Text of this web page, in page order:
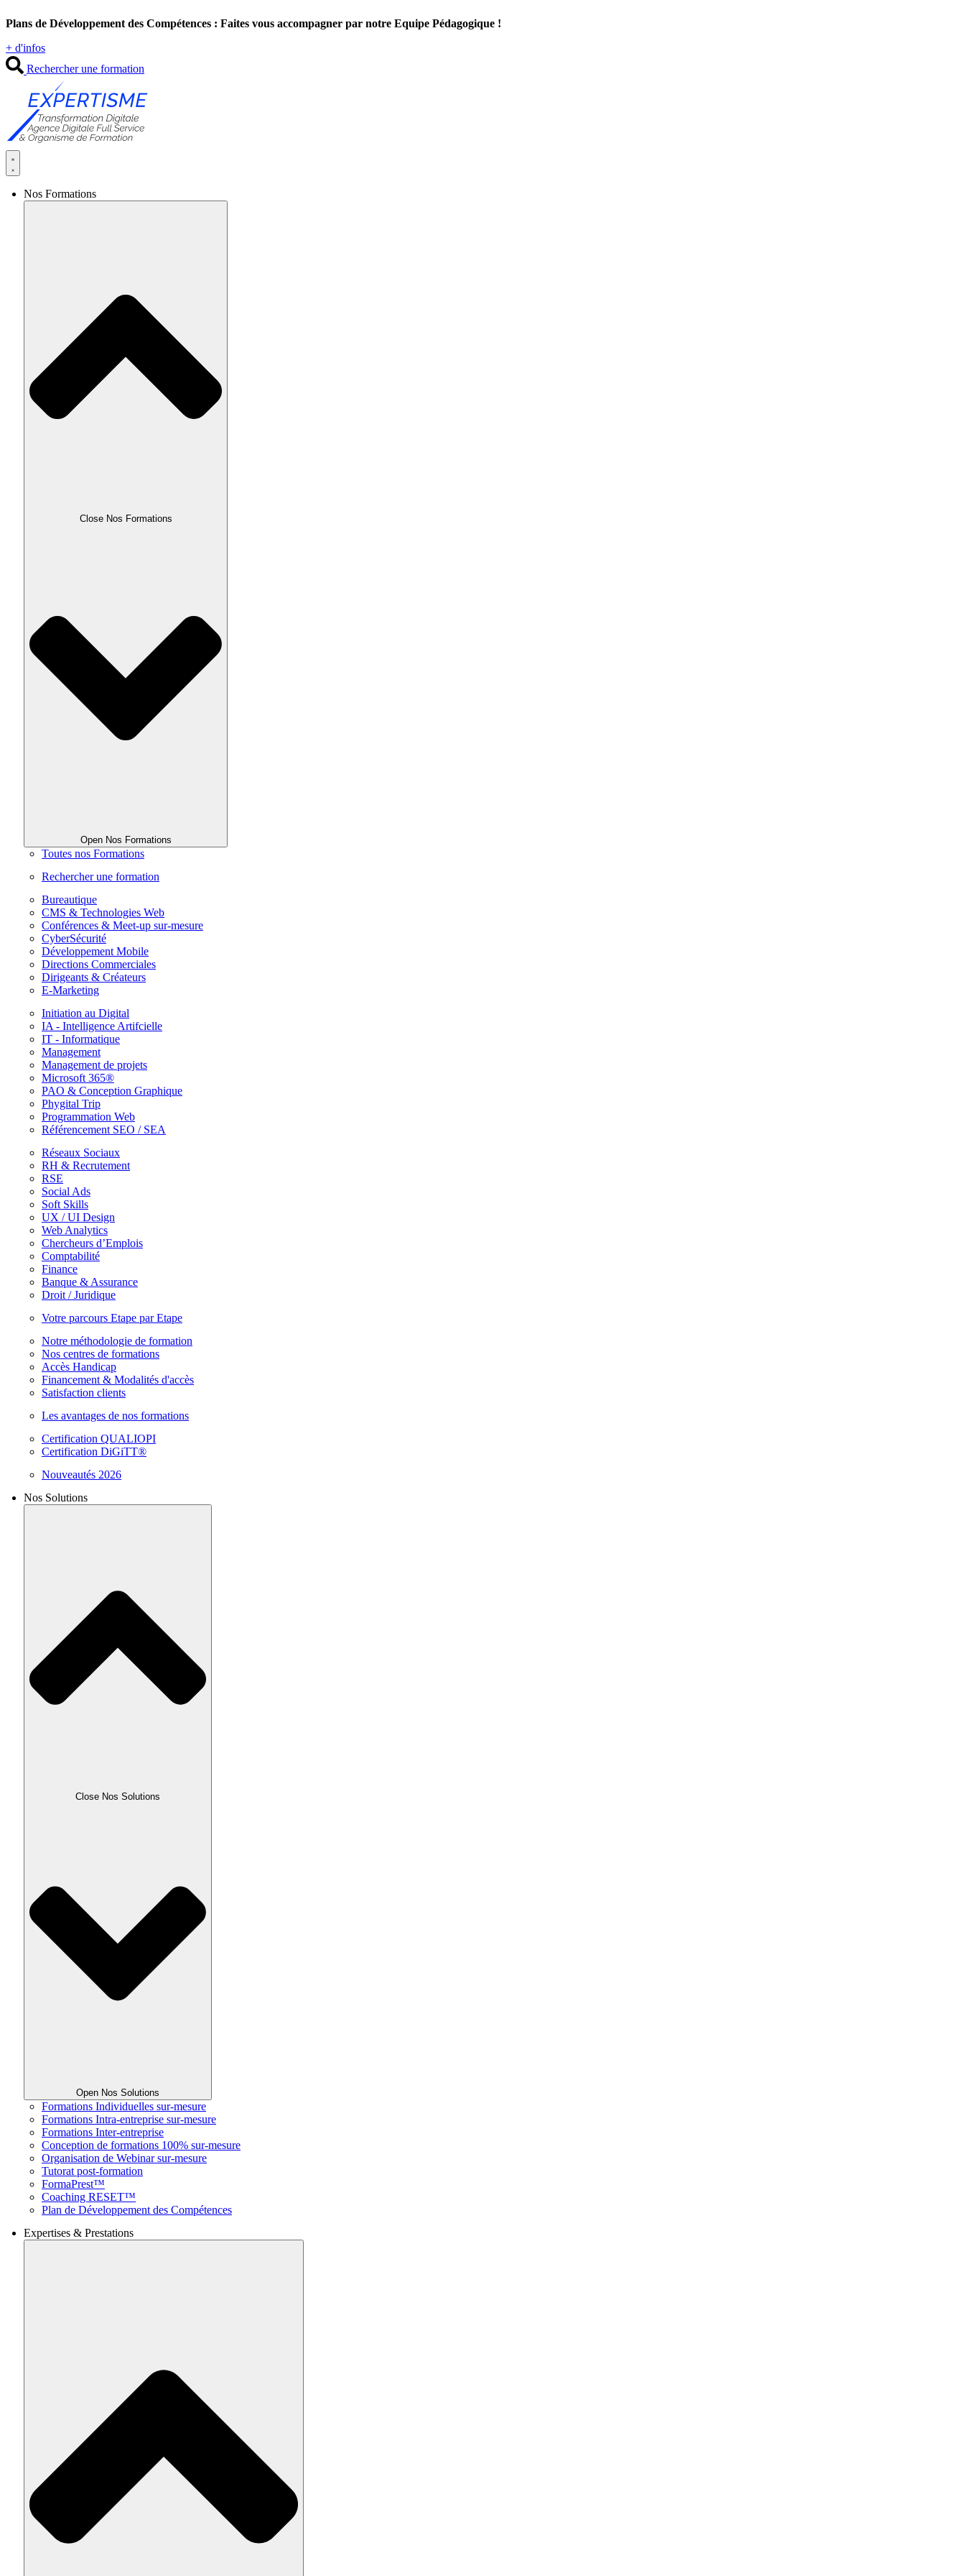
au
Plans de Développement des Compétences : Faites vous accompagner par notre Equipe Pédagogique !
+ d'infos
Rechercher une formation
Nos Formations
Close Nos Formations
Open Nos Formations
Toutes nos Formations
Rechercher une formation
Bureautique
CMS & Technologies Web
Conférences & Meet-up sur-mesure
CyberSécurité
Développement Mobile
Directions Commerciales
Dirigeants & Créateurs
E-Marketing
Initiation au Digital
IA - Intelligence Artifcielle
IT - Informatique
Management
Management de projets
Microsoft 365®
PAO & Conception Graphique
Phygital Trip
Programmation Web
Référencement SEO / SEA
Réseaux Sociaux
RH & Recrutement
RSE
Social Ads
Soft Skills
UX / UI Design
Web Analytics
Chercheurs d’Emplois
Comptabilité
Finance
Banque & Assurance
Droit / Juridique
Votre parcours Etape par Etape
Notre méthodologie de formation
Nos centres de formations
Accès Handicap
Financement & Modalités d'accès
Satisfaction clients
Les avantages de nos formations
Certification QUALIOPI
Certification DiGiTT®
Nouveautés 2026
Nos Solutions
Close Nos Solutions
Open Nos Solutions
Formations Individuelles sur-mesure
Formations Intra-entreprise sur-mesure
Formations Inter-entreprise
Conception de formations 100% sur-mesure
Organisation de Webinar sur-mesure
Tutorat post-formation
FormaPrest™
Coaching RESET™
Plan de Développement des Compétences
Expertises & Prestations